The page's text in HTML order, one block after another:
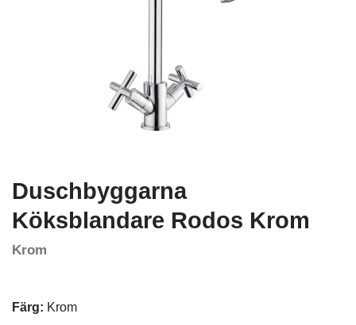
Duschbyggarna
Köksblandare Rodos Krom
Krom
Färg: Krom